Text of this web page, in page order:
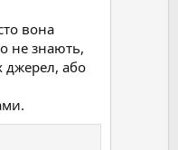
вона
не знають,
джерел, або